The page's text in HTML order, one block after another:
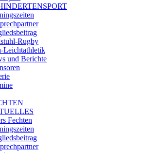
Rugby
Leichtathletik
und Berichte
Fechten